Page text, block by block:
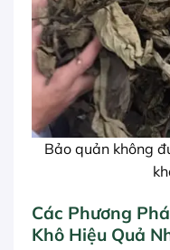
Bảo quản không
Các Phương
Khô Hiệu Quả